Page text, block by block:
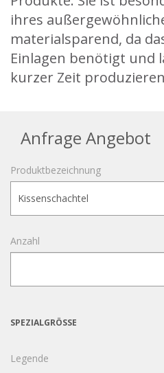
ihres
materialsparend, da
Einlagen benötigt und
kurzer Zeit
Anfrage Angebot
Produktbezeichnung
Anzahl
SPEZIALGRÖSSE
Legende